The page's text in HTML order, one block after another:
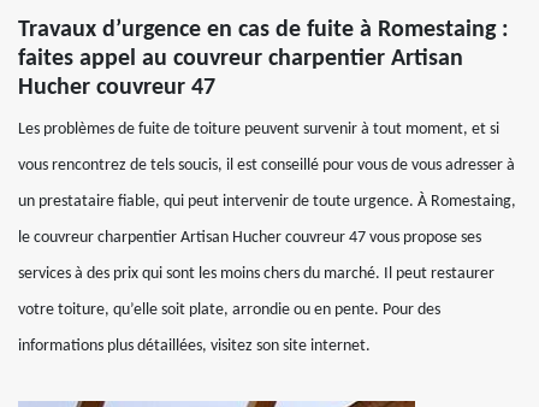
Travaux d’urgence en cas de fuite à Romestaing :
faites appel au couvreur charpentier Artisan
Hucher couvreur 47
Les problèmes de fuite de toiture peuvent survenir à tout moment, et si
vous rencontrez de tels soucis, il est conseillé pour vous de vous adresser à
un prestataire fiable, qui peut intervenir de toute urgence. À Romestaing,
le couvreur charpentier Artisan Hucher couvreur 47 vous propose ses
services à des prix qui sont les moins chers du marché. Il peut restaurer
votre toiture, qu’elle soit plate, arrondie ou en pente. Pour des
informations plus détaillées, visitez son site internet.